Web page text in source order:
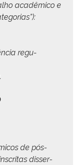
acadêmi­co e
reg­u­
de pós-
dis­ser­